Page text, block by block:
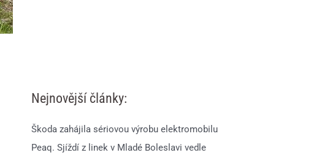
Nejnovější články:
Škoda zahájila sériovou výrobu elektromobilu
Peaq. Sjíždí z linek v Mladé Boleslavi vedle